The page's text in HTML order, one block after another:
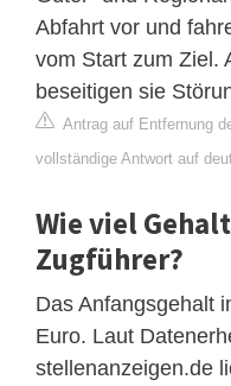
Abfahrt vor und
vom Start zum Ziel.
beseitigen sie
Antrag auf Entfernung
vollständige Antwort auf
Wie viel
Zugführer?
Das Anfangsgehalt
Euro. Laut
stellenanzeigen.de